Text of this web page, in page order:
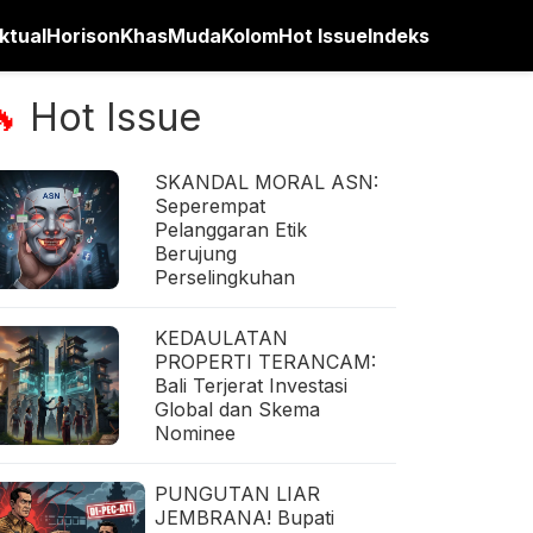
HorisonKhasMudaKolomHot IssueIndeks
Hot Issue
SKANDAL MORAL ASN:
Seperempat
Pelanggaran Etik
Berujung
Perselingkuhan
KEDAULATAN
PROPERTI TERANCAM:
Bali Terjerat Investasi
Global dan Skema
Nominee
PUNGUTAN LIAR
JEMBRANA! Bupati